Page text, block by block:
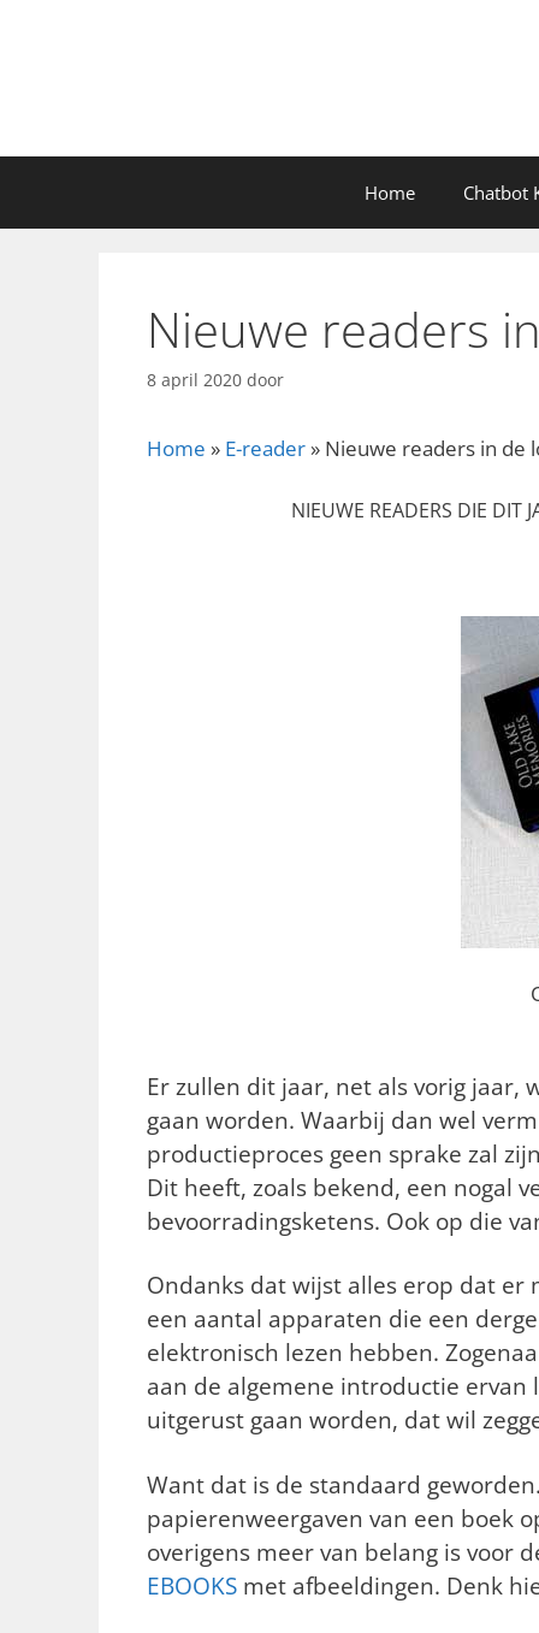
Home Chatbot
Nieuwe readers
8 april 2020 door
Home » E-reader » Nieuwe readers in de
NIEUWE READERS DIE DIT
Er zullen dit jaar, net als vorig jaar,
gaan worden. Waarbij dan wel
productieproces geen sprake zal
Dit heeft, zoals bekend, een nogal
bevoorradingsketens. Ook op die
Ondanks dat wijst alles erop dat er
een aantal apparaten die een
elektronisch lezen hebben.
aan de algemene introductie
uitgerust gaan worden, dat wil
Want dat is de standaard
papierenweergaven van een boek
overigens meer van belang is voor
EBOOKS met afbeeldingen. Denk